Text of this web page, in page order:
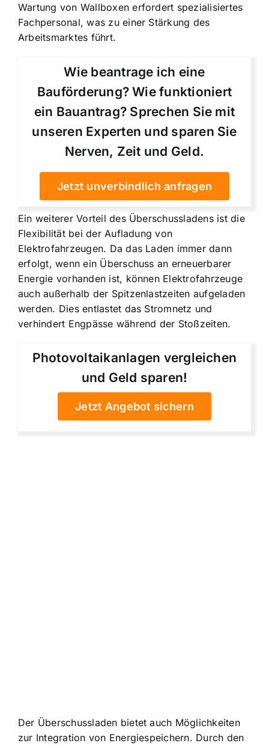
Wartung von Wallboxen erfordert spezialisiertes
Fachpersonal, was zu einer Stärkung des
Arbeitsmarktes führt.
Wie beantrage ich eine
Bauförderung? Wie funktioniert
ein Bauantrag? Sprechen Sie mit
unseren Experten und sparen Sie
Nerven, Zeit und Geld.
Jetzt unverbindlich anfragen
Ein weiterer Vorteil des Überschussladens ist die
Flexibilität bei der Aufladung von
Elektrofahrzeugen. Da das Laden immer dann
erfolgt, wenn ein Überschuss an erneuerbarer
Energie vorhanden ist, können Elektrofahrzeuge
auch außerhalb der Spitzenlastzeiten aufgeladen
werden. Dies entlastet das Stromnetz und
verhindert Engpässe während der Stoßzeiten.
Photovoltaikanlagen vergleichen
und Geld sparen!
Jetzt Angebot sichern
Der Überschussladen bietet auch Möglichkeiten
zur Integration von Energiespeichern. Durch den